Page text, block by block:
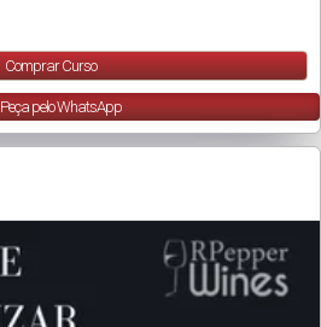
Comprar Curso
Peça pelo WhatsApp